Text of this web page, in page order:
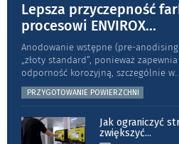
Lepsza przyczepność
procesowi ENVIROX...
Anodowanie wstępne (pre-
„złoty standard”, ponieważ
odporność koro­zyjną, szczególnie w
PRZYGOTOWANIE POWIERZCHNI
Jak ograniczyć
zwiększyć...